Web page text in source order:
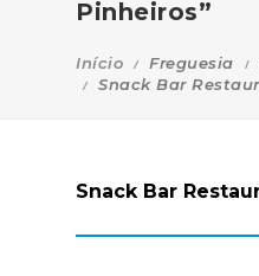
Pinheiros”
Início Freguesia
Snack Bar
Snack Bar